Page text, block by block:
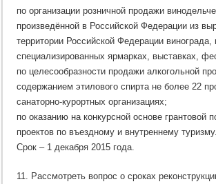
по организации розничной продажи
произведённой в Российской Федерации из
территории Российской Федерации винограда,
специализированных ярмарках, выставках,
по целесообразности продажи алкогольной
содержанием этилового спирта не более 22
санаторно-курортных организациях;
по оказанию на конкурсной основе грантовой
проектов по въездному и внутреннему туризму.
Срок – 1 декабря 2015 года.
11. Рассмотреть вопрос о сроках